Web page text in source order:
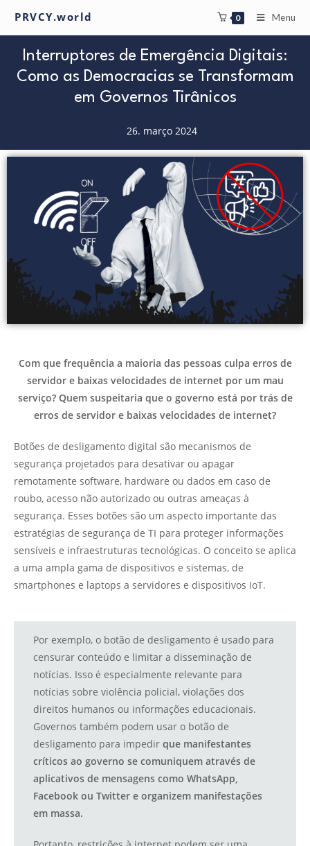
PRVCY.world 0 Menu
Interruptores de Emergência Digitais:
Como as Democracias se Transformam
em Governos Tirânicos
26. março 2024
Com que frequência a maioria das pessoas culpa erros de
servidor e baixas velocidades de internet por um mau
serviço? Quem suspeitaria que o governo está por trás de
erros de servidor e baixas velocidades de internet?
Botões de desligamento digital são mecanismos de
segurança projetados para desativar ou apagar
remotamente software, hardware ou dados em caso de
roubo, acesso não autorizado ou outras ameaças à
segurança. Esses botões são um aspecto importante das
estratégias de segurança de TI para proteger informações
sensíveis e infraestruturas tecnológicas. O conceito se aplica
a uma ampla gama de dispositivos e sistemas, de
smartphones e laptops a servidores e dispositivos IoT.
Por exemplo, o botão de desligamento é usado para
censurar conteúdo e limitar a disseminação de
notícias. Isso é especialmente relevante para
notícias sobre violência policial, violações dos
direitos humanos ou informações educacionais.
Governos também podem usar o botão de
desligamento para impedir que manifestantes
críticos ao governo se comuniquem através de
aplicativos de mensagens como WhatsApp,
Facebook ou Twitter e organizem manifestações
em massa.